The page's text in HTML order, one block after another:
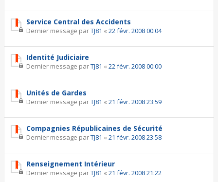
Service Central des Accidents
Dernier message parTJ81 « 22 févr. 2008 00:04
Identité Judiciaire
Dernier message parTJ81 « 22 févr. 2008 00:00
Unités de Gardes
Dernier message parTJ81 « 21 févr. 2008 23:59
Compagnies Républicaines de Sécurité
Dernier message parTJ81 « 21 févr. 2008 23:58
Renseignement Intérieur
Dernier message parTJ81 « 21 févr. 2008 21:22